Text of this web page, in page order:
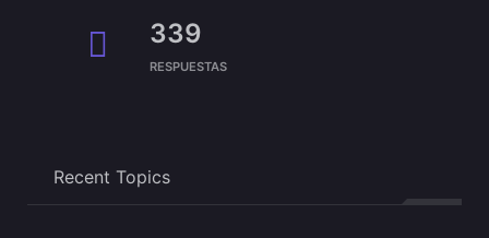
339
RESPUESTAS
Recent Topics